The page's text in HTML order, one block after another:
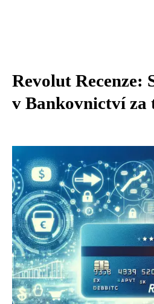
Revolut Recenze:
v Bankovnictví za